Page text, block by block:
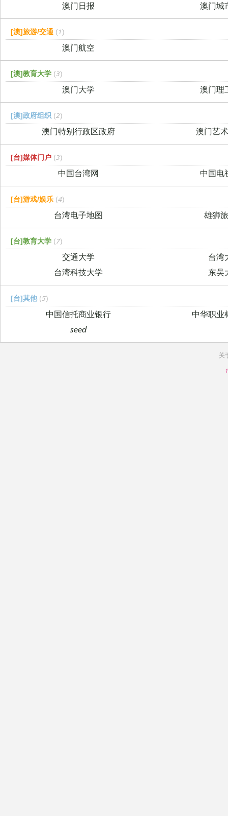
澳门日报 澳门城
[澳]旅游/交通 (1)
澳门航空
[澳]教育大学 (3)
澳门大学 澳门理
[澳]政府组织 (2)
澳门特别行政区政府 澳门艺
[台]媒体门户 (3)
中国台湾网 中国电
[台]游戏/娱乐 (4)
台湾电子地图 雄狮
[台]教育大学 (7)
交通大学
台湾
台湾科技大学
东吴
[台]其他 (5)
中国信托商业银行
中华职业
seed
关